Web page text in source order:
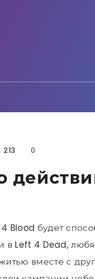
213 0
Blood будет
в Left 4 Dead,
вместе с